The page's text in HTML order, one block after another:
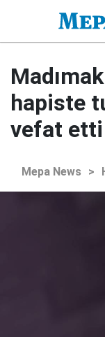
hapiste
vefat etti
Mepa News >